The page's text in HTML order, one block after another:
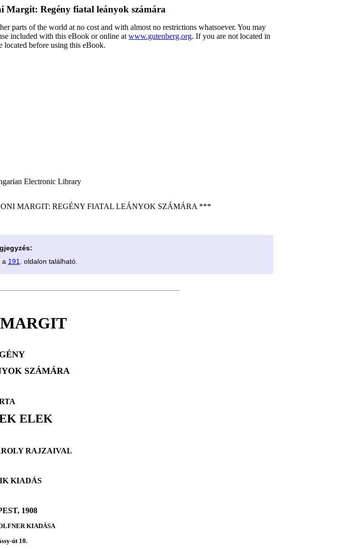
Margit: Regény fiatal leányok számára
parts of the world at no cost and with almost no restrictions whatsoever. You may
included with this eBook or online atwww.gutenberg.org. If you are not located in
located before using this eBook.
Electronic Library
MARGIT: REGÉNY FIATAL LEÁNYOK SZÁMÁRA ***
a 191 . oldalon található.
SZÁMÁRA
ELEK
RAJZAIVAL
KIADÁS
1908
KIADÁSA
út 10.